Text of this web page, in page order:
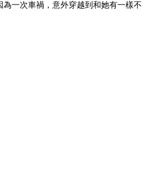
為一次車禍，意外穿越到和她有一樣不